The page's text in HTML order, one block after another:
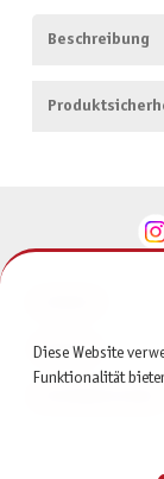
Beschreibung
SERVICE
Diese Website
Funktionalität